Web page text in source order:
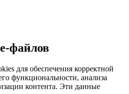
файлов
для обеспечения корректной
функциональности, анализа
контента. Эти данные